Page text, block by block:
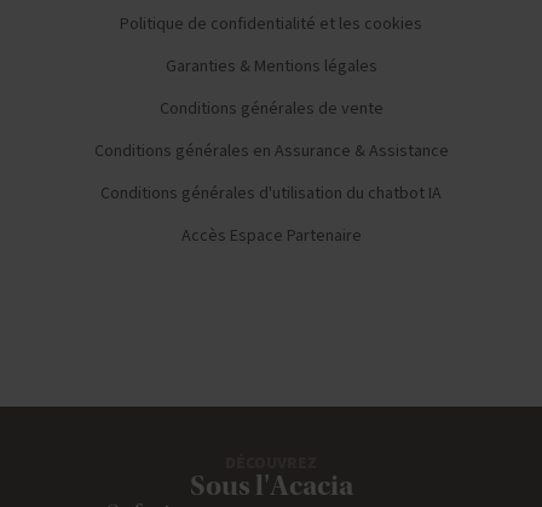
Politique de confidentialité et les cookies
Garanties & Mentions légales
Conditions générales de vente
Conditions générales en Assurance & Assistance
Conditions générales d'utilisation du chatbot IA
Accès Espace Partenaire
Sous l'Acacia